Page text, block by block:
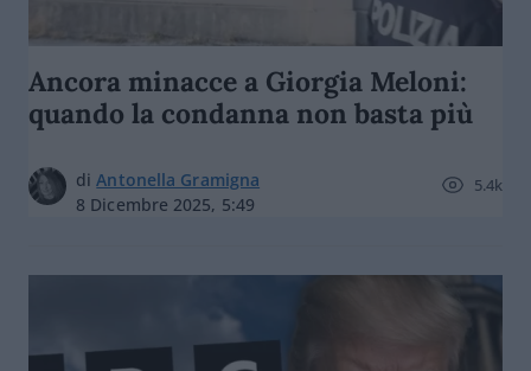
Ancora minacce a Giorgia Meloni:
quando la condanna non basta più
diAntonella Gramigna
8 Dicembre 2025, 5:49
5.4k